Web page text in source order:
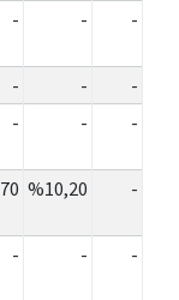
- - -
- -
-
- - -
70 %10,20 -
- - -